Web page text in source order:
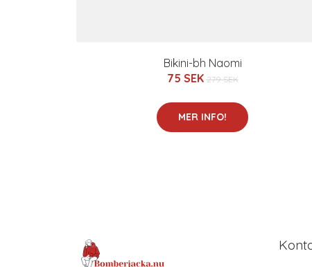
Bikini-bh Naomi
75 SEK 279 SEK
MER INFO!